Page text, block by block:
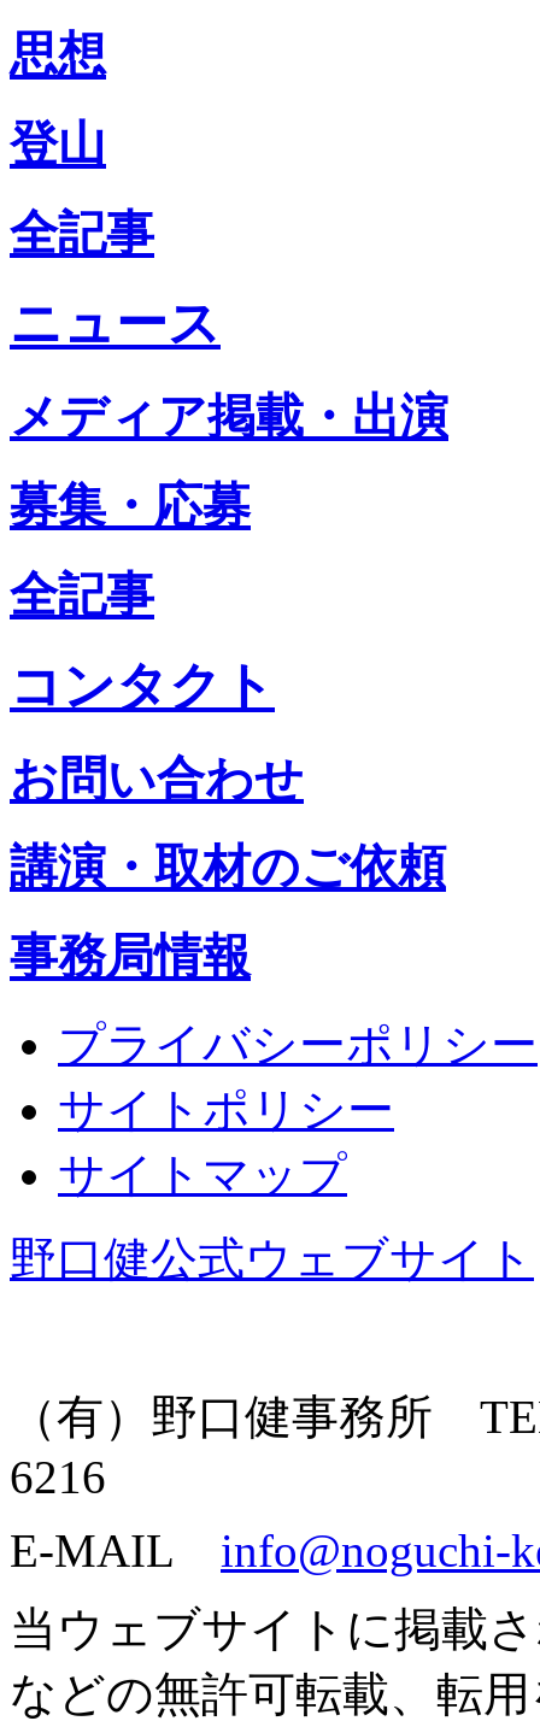
思想
登山
全記事
ニュース
メディア掲載・出演
募集・応募
全記事
コンタクト
お問い合わせ
講演・取材のご依頼
事務局情報
プライバシーポリシー
サイトポリシー
サイトマップ
野口健公式ウェブサイト
（有）野口健事務所
6216
E-MAIL info@noguchi-
当ウェブサイトに掲載
などの無許可転載、転